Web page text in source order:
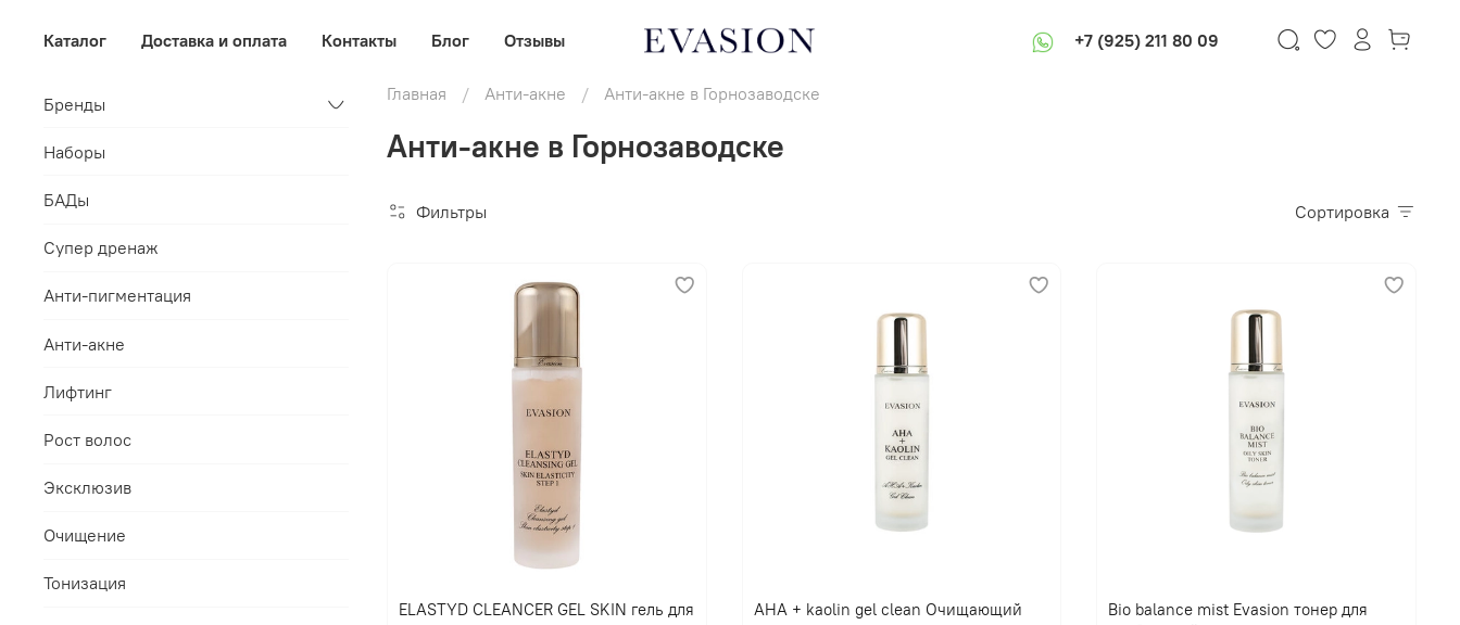
Каталог Доставка и оплата Контакты Блог Отзывы +7 (925) 211 80 09
Главная Анти-акне Анти-акне в Горнозаводске
Анти-акне в Горнозаводске
Фильтры Сортировка
ELASTYD CLEANCER GEL SKIN гель для
В корзину
AHA + kaolin gel clean Очищающий
Bio balance mist Evasion тонер для
Бренды
Наборы
БАДы
Супер дренаж
Анти-пигментация
Анти-акне
Лифтинг
Рост волос
Эксклюзив
Очищение
Тонизация